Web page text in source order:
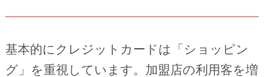
基本的にクレジットカードは「ショッピン
グ」を重視しています。加盟店の利用客を増